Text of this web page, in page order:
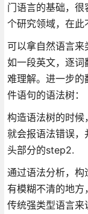
门语言的基础，
个研究领域，在此
可以拿自然语言来
如一段英文，逐词
难理解。进一步
件语句的语法树：
构造语法树的时
就会报语法错误
头部分的step2.
通过语法分析，
有模糊不清的地
传统强类型语言来